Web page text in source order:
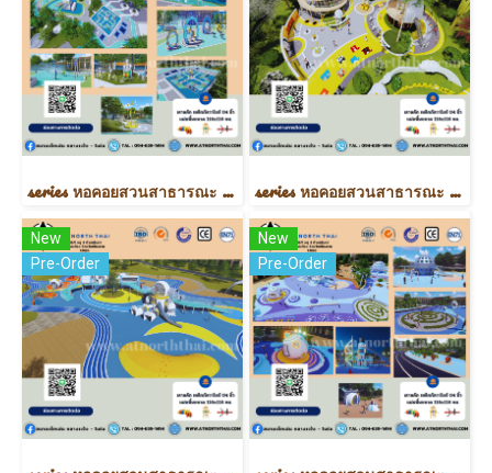
series หอคอยสวนสาธารณะ (CUSTOMZED) series หอคอยสวนสาธารณะ (CUSTOMZED)
New
Pre-Order
New
Pre-Order